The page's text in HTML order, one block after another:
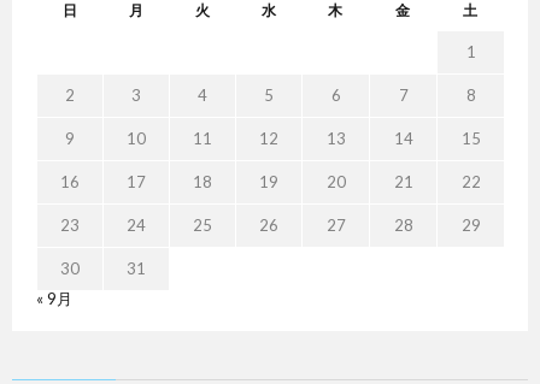
日 月 火 水 木 金 土
1
2 3 4 5 6 7 8
9 10 11 12 13 14 15
16 17 18 19 20 21 22
23 24 25 26 27 28 29
30
31
« 9月